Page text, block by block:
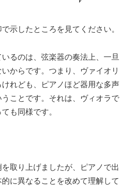
示したところを見てください。
るのは、 弦楽器の奏法上、一旦
からです。 つまり、
ヴァイオリ
れども、ピアノほど器用な多声
ことです。 それは、ヴィオラで
も同様です。
取り上げましたが、
ピアノで出
に異なることを改めて理解して